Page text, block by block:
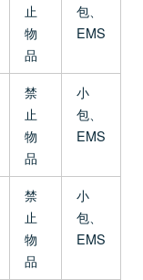
止
物
品
包、
EMS
禁
止
物
品
小
包、
EMS
禁
止
物
品
小
包、
EMS